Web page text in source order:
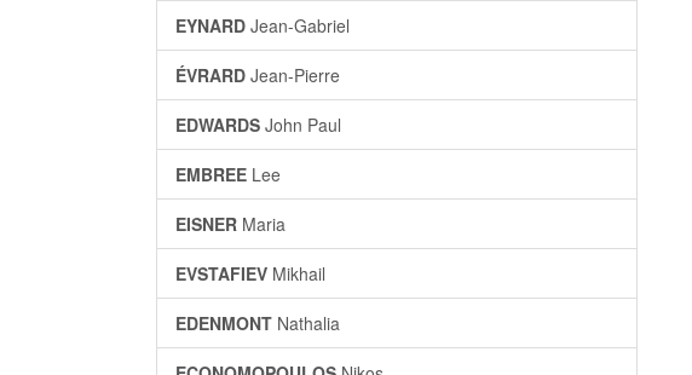
EYNARD Jean-Gabriel
ÉVRARD Jean-Pierre
EDWARDS John Paul
EMBREE Lee
EISNER Maria
EVSTAFIEV Mikhail
EDENMONT Nathalia